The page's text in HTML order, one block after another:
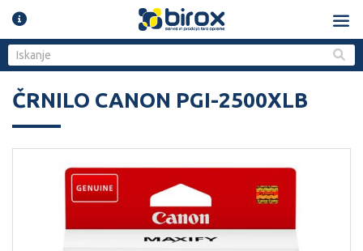
ČRNILO CANON PGI-2500XLB